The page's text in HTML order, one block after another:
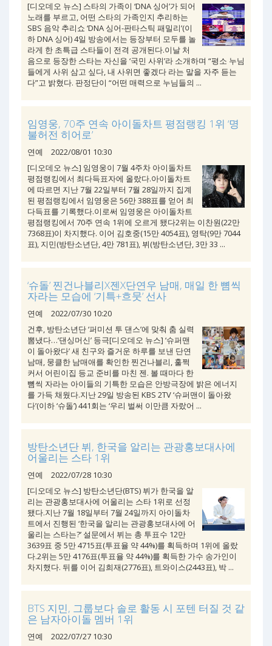
[디오데오 뉴스] 스타의 가족이 ‘DNA 싱어’가 되어
노래를 부르고, 어떤 스타의 가족인지 추리하는
SBS 음악 추리쇼 ‘DNA 싱어-판타스틱 패밀리’(이
하 DNA 싱어) 4일 방송에서는 등장부터 모두를 놀
라게 한 초특급 스타들이 전격 공개된다.이날 처
음으로 등장한 스타는 자신을 ‘국민 사위’라 소개하며 “평소 누님
들에게 사위 삼고 싶다, 내 사위면 좋겠다 라는 말을 자주 듣는
다”고 밝혔다. 판정단이 “어떤 매력으로 누님들의 ...
임영웅, 70주 연속 아이돌차트 평점랭킹 1위 ‘명
불허전 히어로’
연예
2022/08/01 10:30
[디오데오 뉴스] 임영웅이 7월 4주차 아이돌차트
평점랭킹에서 최다득표자에 올랐다.아이돌차트
에 따르면 지난 7월 22일부터 7월 28일까지 집계
된 평점랭킹에서 임영웅은 56만 388표를 얻어 최
다득표를 기록했다.이로써 임영웅은 아이돌차트
평점랭킹에서 70주 연속 1위에 오르게 됐다2위는 이찬원(22만
7368표)이 차지했다. 이어 김호중(15만 4054표), 영탁(9만 7044
표), 지민(방탄소년단, 4만 781표), 뷔(방탄소년단, 3만 33 ...
‘슈돌’ 찐건나블리X젠X단연우 남매, 매일 한 뼘씩
자라는 모습에 ‘기특+흐뭇’ 선사
연예
2022/07/30 10:20
건후, 방탄소년단 ‘퍼미션 투 댄스’에 맞춰 춤 실력
뽐냈다…‘댄싱머신’ 등극[디오데오 뉴스] ‘슈퍼맨
이 돌아왔다’ 새 친구와 즐거운 하루를 보낸 단연
남매, 뭉클한 남매애를 확인한 찐건나블리, 훌쩍
커서 어린이집 등교 준비를 마친 젠. 볼 때마다 한
뼘씩 자라는 아이들의 기특한 모습은 안방극장에 밝은 에너지
를 가득 채웠다.지난 29일 방송된 KBS 2TV ‘슈퍼맨이 돌아왔
다’(이하 ‘슈돌’) 441회는 ‘우리 벌써 이만큼 자랐어 ...
방탄소년단 뷔, 한국을 알리는 관광홍보대사에
어울리는 스타 1위
연예
2022/07/28 10:30
[디오데오 뉴스] 방탄소년단(BTS) 뷔가 한국을 알
리는 관광홍보대사에 어울리는 스타 1위로 선정
됐다.지난 7월 18일부터 7월 24일까지 아이돌차
트에서 진행된 ‘한국을 알리는 관광홍보대사에 어
울리는 스타는?’ 설문에서 뷔는 총 투표수 12만
3639표 중 5만 4715표(투표율 약 44%)를 획득하며 1위에 올랐
다.2위는 5만 4176표(투표율 약 44%)를 획득한 가수 송가인이
차지했다. 뒤를 이어 김희재(2776표), 트와이스(2443표), 박 ...
BTS 지민, 그룹보다 솔로 활동 시 포텐 터질 것 같
은 남자아이돌 멤버 1위
연예
2022/07/27 10:30